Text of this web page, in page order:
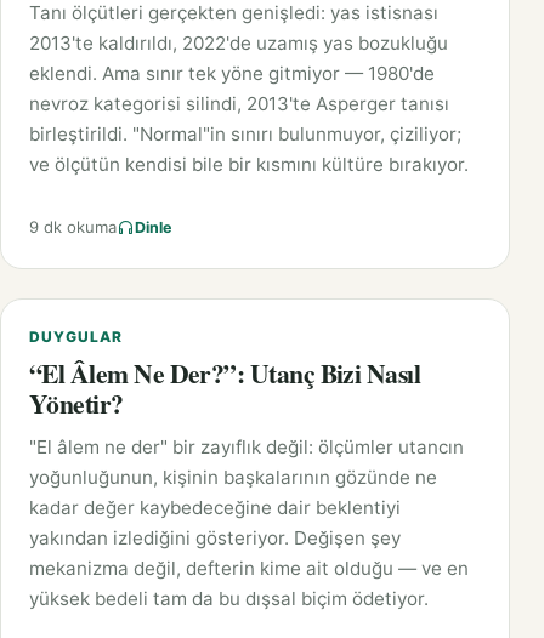
Tanı ölçütleri gerçekten genişledi: yas istisnası
2013'te kaldırıldı, 2022'de uzamış yas bozukluğu
eklendi. Ama sınır tek yöne gitmiyor — 1980'de
nevroz kategorisi silindi, 2013'te Asperger tanısı
birleştirildi. "Normal"in sınırı bulunmuyor, çiziliyor;
ve ölçütün kendisi bile bir kısmını kültüre bırakıyor.
9 dk okuma Dinle
DUYGULAR
“El Âlem Ne Der?”: Utanç Bizi Nasıl
Yönetir?
"El âlem ne der" bir zayıflık değil: ölçümler utancın
yoğunluğunun, kişinin başkalarının gözünde ne
kadar değer kaybedeceğine dair beklentiyi
yakından izlediğini gösteriyor. Değişen şey
mekanizma değil, defterin kime ait olduğu — ve en
yüksek bedeli tam da bu dışsal biçim ödetiyor.